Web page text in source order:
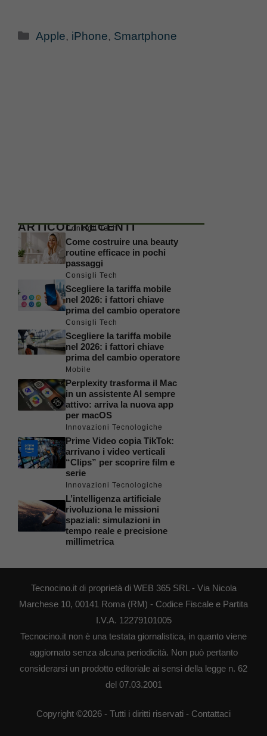
Categorie
Apple, iPhone, Smartphone
ARTICOLI RECENTI
Consigli Tech
Come costruire una beauty
routine efficace in pochi
passaggi
Consigli Tech
Scegliere la tariffa mobile
nel 2026: i fattori chiave
prima del cambio operatore
Consigli Tech
Scegliere la tariffa mobile
nel 2026: i fattori chiave
prima del cambio operatore
Mobile
Perplexity trasforma il Mac
in un assistente AI sempre
attivo: arriva la nuova app
per macOS
Innovazioni Tecnologiche
Prime Video copia TikTok:
arrivano i video verticali
“Clips” per scoprire film e
serie
Innovazioni Tecnologiche
L’intelligenza artificiale
rivoluziona le missioni
spaziali: simulazioni in
tempo reale e precisione
millimetrica
Tecnocino.it di proprietà di WEB 365 SRL - Via Nicola
Marchese 10, 00141 Roma (RM) - Codice Fiscale e Partita
I.V.A. 12279101005
Tecnocino.it non è una testata giornalistica, in quanto viene
aggiornato senza alcuna periodicità. Non può pertanto
considerarsi un prodotto editoriale ai sensi della legge n. 62
del 07.03.2001
Copyright ©2026 - Tutti i diritti riservati - Contattaci